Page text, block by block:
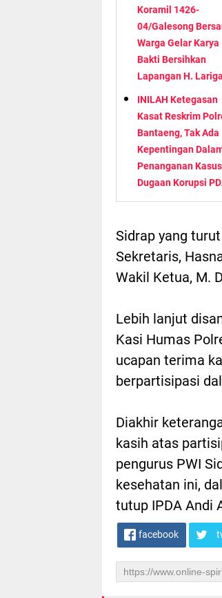
Koramil 1426-
04/Galesong
Warga Gelar Karya
Bakti Bersihkan
Lapangan H.
INILAH Ketegasan
Kasat Reskrim
Bantaeng, Tak Ada
Kepentingan
Penanganan Kasus
Dugaan Korupsi
Sidrap yang
Sekretaris,
Wakil Ketua, M.
Lebih lanjut
Kasi Humas
ucapan terima
berpartisipasi
Diakhir
kasih atas
pengurus PWI
kesehatan ini,
tutup IPDA Andi
facebook